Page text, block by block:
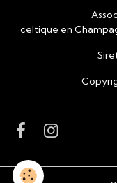
Association
celtique en
Siret n° 831
Copyright ©